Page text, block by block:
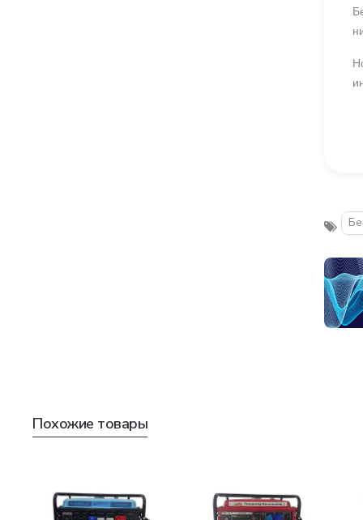
Похожие товары